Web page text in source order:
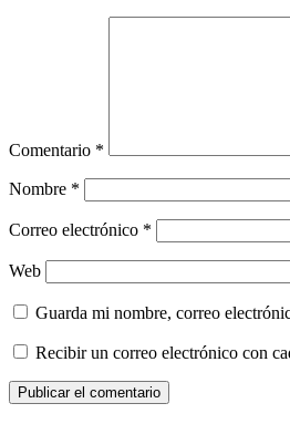
Comentario *
Nombre *
Correo electrónico *
Web
Guarda mi nombre, correo
Recibir un correo electrónico con